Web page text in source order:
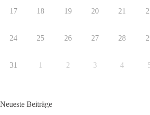
17 18 19 20 21
24 25 26 27 28
31 1 2 3 4
Neueste Beiträge